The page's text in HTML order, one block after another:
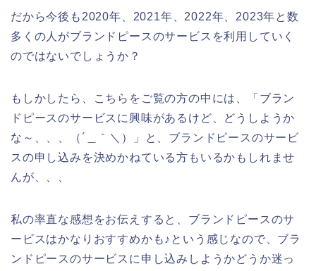
だから今後も2020年、2021年、2022年、2023年と数
多くの人がブランドピースのサービスを利用していく
のではないでしょうか？
もしかしたら、こちらをご覧の方の中には、「ブラン
ドピースのサービスに興味があるけど、どうしようか
な～、、、（´＿｀＼）」と、ブランドピースのサービ
スの申し込みを決めかねている方もいるかもしれませ
んが、、、
私の率直な感想をお伝えすると、ブランドピースのサ
ービスはかなりおすすめかも♪という感じなので、ブラ
ンドピースのサービスに申し込みしようかどうか迷っ